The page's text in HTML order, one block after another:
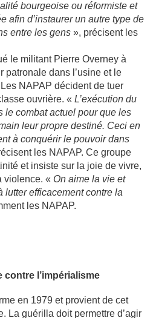
bourgeoise ou réformiste et
afin d’instaurer un autre type de
entre les gens », précisent les
le militant Pierre Overney à
patronale dans l’usine et le
NAPAP décident de tuer
ouvrière. « L’exécution du
le combat actuel pour que les
leur propre destiné. Ceci en
à conquérir le pouvoir dans
les NAPAP. Ce groupe
et insiste sur la joie de vivre,
violence. « On aime la vie et
lutter efficacement contre la
les NAPAP.
l’impérialisme
en 1979 et provient de cet
La guérilla doit permettre d’agir